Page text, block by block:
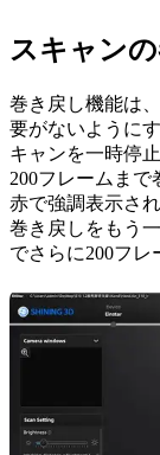
スキャン
巻き戻し機能は
要がないように
キャンを一時停
200フレームま
赤で強調表示さ
巻き戻しをもう
でさらに200フレ